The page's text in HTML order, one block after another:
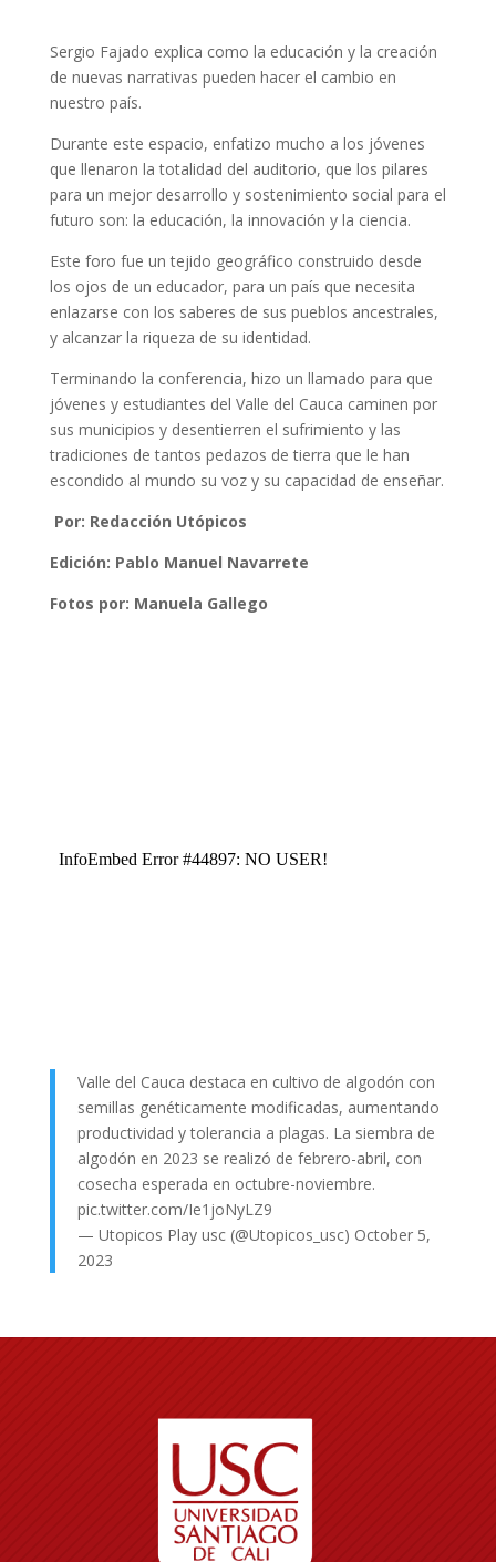
Sergio Fajado explica como la educación y la creación
de nuevas narrativas pueden hacer el cambio en
nuestro país.
Durante este espacio, enfatizo mucho a los jóvenes
que llenaron la totalidad del auditorio, que los pilares
para un mejor desarrollo y sostenimiento social para el
futuro son: la educación, la innovación y la ciencia.
Este foro fue un tejido geográfico construido desde
los ojos de un educador, para un país que necesita
enlazarse con los saberes de sus pueblos ancestrales,
y alcanzar la riqueza de su identidad.
Terminando la conferencia, hizo un llamado para que
jóvenes y estudiantes del Valle del Cauca caminen por
sus municipios y desentierren el sufrimiento y las
tradiciones de tantos pedazos de tierra que le han
escondido al mundo su voz y su capacidad de enseñar.
Por: Redacción Utópicos
Edición: Pablo Manuel Navarrete
Fotos por: Manuela Gallego
Valle del Cauca destaca en cultivo de algodón con
semillas genéticamente modificadas, aumentando
productividad y tolerancia a plagas. La siembra de
algodón en 2023 se realizó de febrero-abril, con
cosecha esperada en octubre-noviembre.
pic.twitter.com/Ie1joNyLZ9
— Utopicos Play usc (@Utopicos_usc) October 5,
2023